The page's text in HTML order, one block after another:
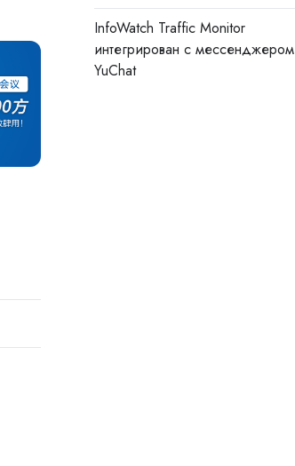
InfoWatch Traffic Monitor
интегрирован с мессенджером
YuChat